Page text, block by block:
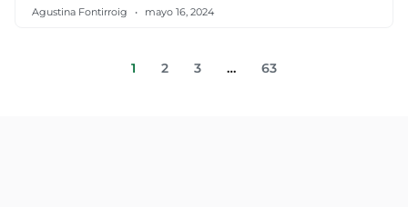
Agustina Fontirroig mayo 16, 2024
1 2 3 … 63